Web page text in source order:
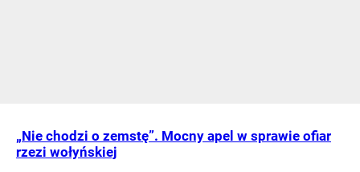
„Nie chodzi o zemstę”. Mocny apel w sprawie ofiar
rzezi wołyńskiej